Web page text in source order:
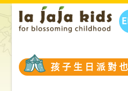
孩 子 生 日 派 對